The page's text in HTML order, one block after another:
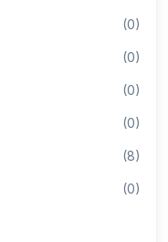
(0)
(0)
(0)
(0)
(8)
(0)